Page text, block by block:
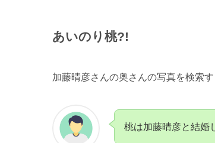
あいのり桃?!
加藤晴彦さんの奥さんの写真を検索す
桃は加藤晴彦と結婚